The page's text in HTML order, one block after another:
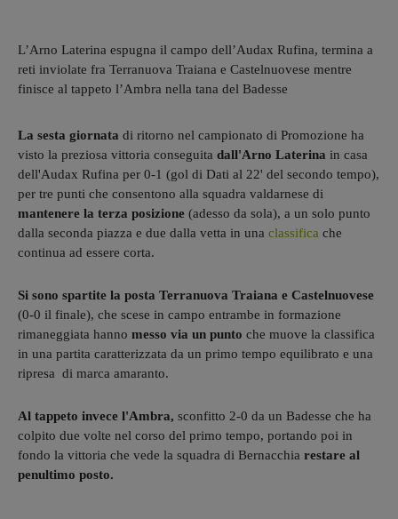
L’Arno Laterina espugna il campo dell’Audax Rufina, termina a
reti inviolate fra Terranuova Traiana e Castelnuovese mentre
finisce al tappeto l’Ambra nella tana del Badesse
La sesta giornata di ritorno nel campionato di Promozione ha
visto la preziosa vittoria conseguita dall'Arno Laterina in casa
dell'Audax Rufina per 0-1 (gol di Dati al 22' del secondo tempo),
per tre punti che consentono alla squadra valdarnese di
mantenere la terza posizione (adesso da sola), a un solo punto
dalla seconda piazza e due dalla vetta in una classifica che
continua ad essere corta.
Si sono spartite la posta Terranuova Traiana e Castelnuovese
(0-0 il finale), che scese in campo entrambe in formazione
rimaneggiata hanno messo via un punto che muove la classifica
in una partita caratterizzata da un primo tempo equilibrato e una
ripresa di marca amaranto.
Al tappeto invece l'Ambra, sconfitto 2-0 da un Badesse che ha
colpito due volte nel corso del primo tempo, portando poi in
fondo la vittoria che vede la squadra di Bernacchia restare al
penultimo posto.